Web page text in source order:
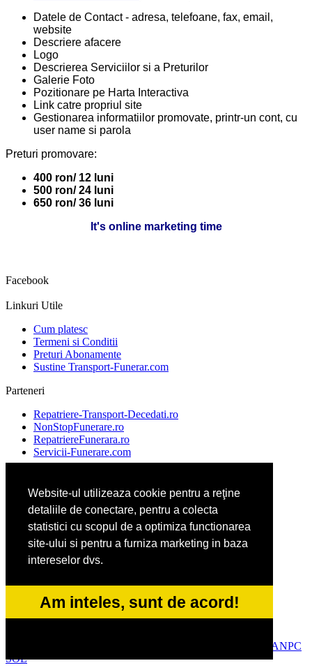
Website-ul utilizeaza cookie pentru a reţine
detaliile de conectare, pentru a colecta
statistici cu scopul de a optimiza functionarea
site-ului si pentru a furniza marketing in baza
intereselor dvs.
Am inteles, sunt de acord!
Datele de Contact - adresa, telefoane, fax, email,
website
Descriere afacere
Logo
Descrierea Serviciilor si a Preturilor
Galerie Foto
Pozitionare pe Harta Interactiva
Link catre propriul site
Gestionarea informatiilor promovate, printr-un cont, cu
user name si parola
Preturi promovare:
400 ron/ 12 luni
500 ron/ 24 luni
650 ron/ 36 luni
It's online marketing time
Facebook
Linkuri Utile
Cum platesc
Termeni si Conditii
Preturi Abonamente
Sustine Transport-Funerar.com
Parteneri
Repatriere-Transport-Decedati.ro
NonStopFunerare.ro
RepatriereFunerara.ro
Servicii-Funerare.com
AgentieFunerara.eu
AgentiePompeFunebre.ro
AgentieServiciiFunerare.ro
AgentiiFunerare.com
CasaFunerara.com
Firma-Pompe-Funebre.ro
Firma-Servicii-Funerare.ro
ParastasesiPomeni.ro
ANPC
SOL